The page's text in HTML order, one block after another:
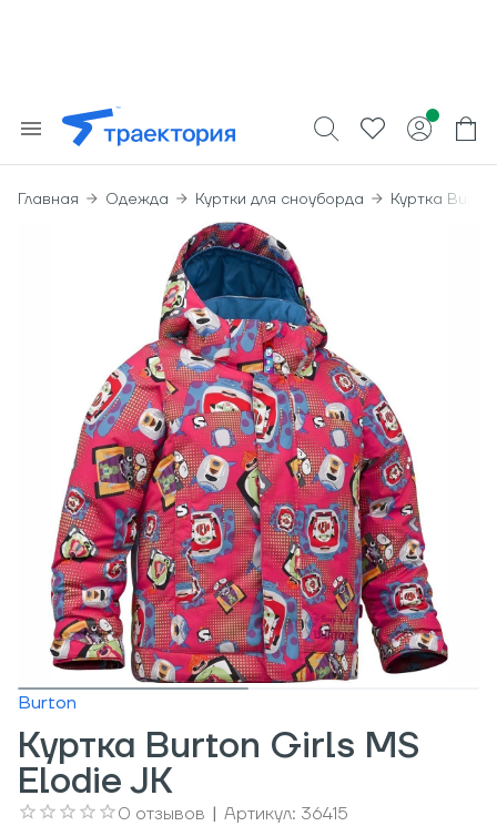
Главная Одежда Куртки для сноуборда Куртка
Burton
Куртка Burton Girls MS
Elodie JK
0 отзывов | Артикул: 36415